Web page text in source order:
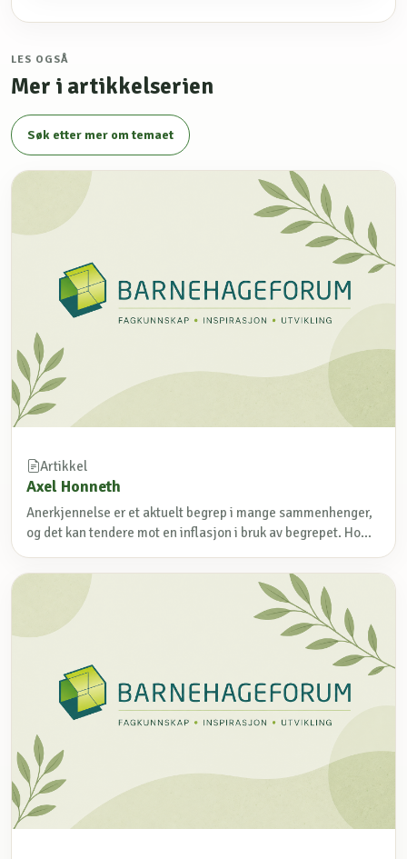
LES OGSÅ
Mer i artikkelserien
Søk etter mer om temaet
Artikkel
Axel Honneth
Anerkjennelse er et aktuelt begrep i mange sammenhenger,
og det kan tendere mot en inflasjon i bruk av begrepet. Ho...